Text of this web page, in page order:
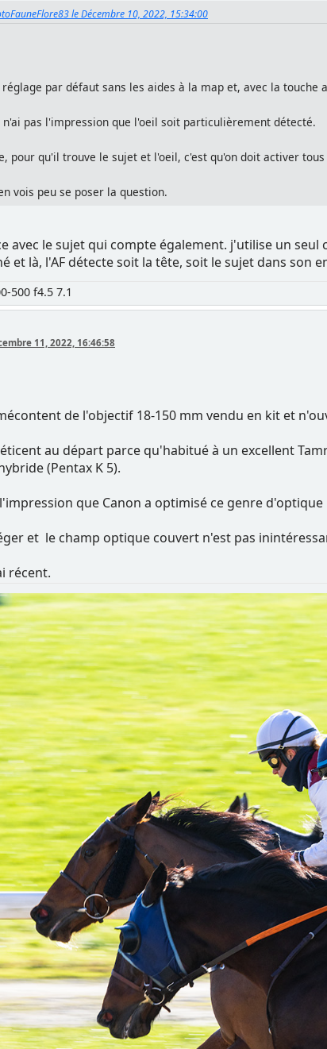
le Décembre 10, 2022, 15:34:00
par défaut sans les aides à la map et, avec la
n'ai pas l'impression que l'oeil soit particulièrement détecté.
pour qu'il trouve le sujet et l'oeil, c'est qu'on doit activer
vois peu se poser la question.
avec le sujet qui compte également. j'utilise un
et là, l'AF détecte soit la tête, soit le sujet dans son
500 f4.5 7.1
11, 2022, 16:46:58
de l'objectif 18-150 mm vendu en kit et
au départ parce qu'habitué à un excellent
(Pentax K 5).
que Canon a optimisé ce genre
et le champ optique couvert n'est pas
récent.